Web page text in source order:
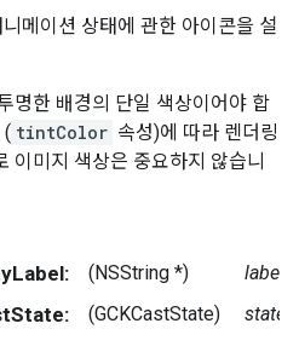
메이션 상태에 관한 아이콘을 설
명한 배경의 단일 색상이어야 합
( tintColor 속성)에 따라 렌더링
이미지 색상은 중요하지 않습니
(NSString *) label
(GCKCastState) state